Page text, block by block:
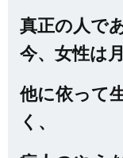
真正の人で
今、女性は
他に依って
く、